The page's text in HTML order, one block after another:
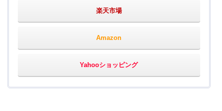
楽天市場
Amazon
Yahooショッピング